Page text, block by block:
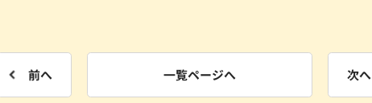
前へ 一覧ページへ 次へ